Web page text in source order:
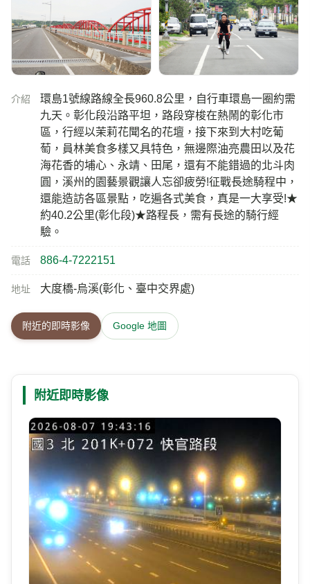
介紹
環島1號線路線全長960.8公里，自行車環島一圈約需
九天。彰化段沿路平坦，路段穿梭在熱鬧的彰化市
區，行經以茉莉花聞名的花壇，接下來到大村吃葡
萄，員林美食多樣又具特色，無邊際油亮農田以及花
海花香的埔心、永靖、田尾，還有不能錯過的北斗肉
圓，溪州的園藝景觀讓人忘卻疲勞!征戰長途騎程中，
還能造訪各區景點，吃遍各式美食，真是一大享受!★
約40.2公里(彰化段)★路程長，需有長途的騎行經
驗。
電話 886-4-7222151
地址 大度橋-烏溪(彰化、臺中交界處)
附近的即時影像 Google 地圖
附近即時影像